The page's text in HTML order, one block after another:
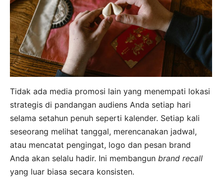
Tidak ada media promosi lain yang menempati lokasi
strategis di pandangan audiens Anda setiap hari
selama setahun penuh seperti kalender. Setiap kali
seseorang melihat tanggal, merencanakan jadwal,
atau mencatat pengingat, logo dan pesan brand
Anda akan selalu hadir. Ini membangun brand recall
yang luar biasa secara konsisten.